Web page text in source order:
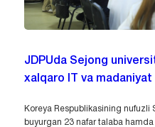
JDPUda Sejong
xalqaro IT va
Koreya Respublikasining
buyurgan 23 nafar talaba